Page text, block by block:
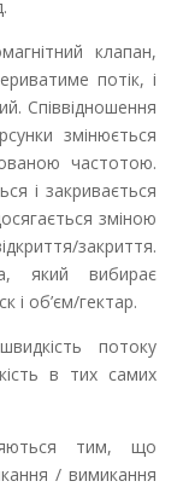
клапан,
потік, і
Співвідношення
змінюється
частотою.
і закривається
зміною
закриття.
який вибирає
і об’єм/гектар.
потоку
в тих самих
тим, що
/ вимикання